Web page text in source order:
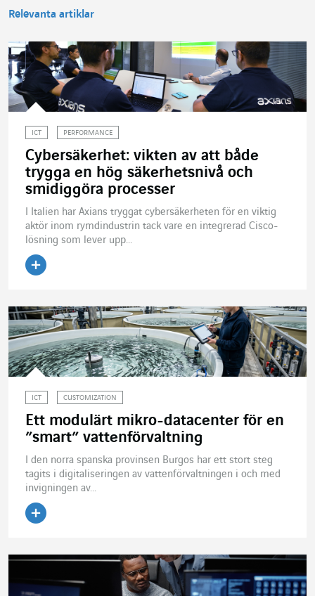
Relevanta artiklar
ICT PERFORMANCE
Cybersäkerhet: vikten av att både
trygga en hög säkerhetsnivå och
smidiggöra processer
I Italien har Axians tryggat cybersäkerheten för en viktig
aktör inom rymdindustrin tack vare en integrerad Cisco-
lösning som lever upp...
ICT CUSTOMIZATION
Ett modulärt mikro-datacenter för en
”smart” vattenförvaltning
I den norra spanska provinsen Burgos har ett stort steg
tagits i digitaliseringen av vattenförvaltningen i och med
invigningen av...